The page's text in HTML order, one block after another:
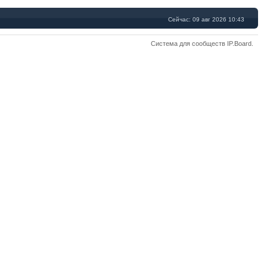
Сейчас: 09 авг 2026 10:43
Система для сообществ IP.Board